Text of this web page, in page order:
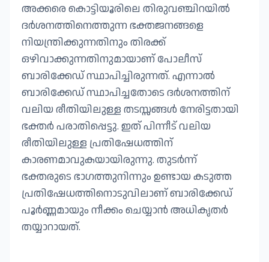
അക്കരെ കൊട്ടിയൂരിലെ തിരുവഞ്ചിറയിൽ
ദർശനത്തിനെത്തുന്ന ഭക്തജനങ്ങളെ
നിയന്ത്രിക്കുന്നതിനും തിരക്ക്
ഒഴിവാക്കുന്നതിനുമായാണ് പോലീസ്
ബാരിക്കേഡ് സ്ഥാപിച്ചിരുന്നത്. ​എന്നാൽ
ബാരിക്കേഡ് സ്ഥാപിച്ചതോടെ ദർശനത്തിന്
വലിയ രീതിയിലുള്ള തടസ്സങ്ങൾ നേരിട്ടതായി
ഭക്തർ പരാതിപ്പെട്ടു. ഇത് പിന്നീട് വലിയ
രീതിയിലുള്ള പ്രതിഷേധത്തിന്
കാരണമാവുകയായിരുന്നു. തുടർന്ന്
ഭക്തരുടെ ഭാഗത്തുനിന്നും ഉണ്ടായ കടുത്ത
പ്രതിഷേധത്തിനൊടുവിലാണ് ബാരിക്കേഡ്
പൂർണ്ണമായും നീക്കം ചെയ്യാൻ അധികൃതർ
തയ്യാറായത്. ​